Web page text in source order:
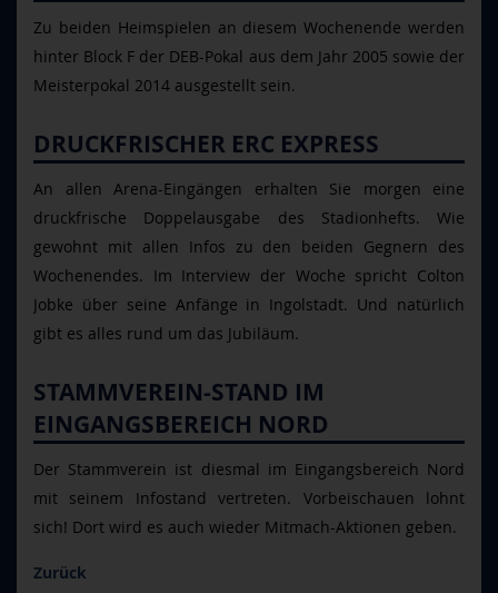
Zu beiden Heimspielen an diesem Wochenende werden
hinter Block F der DEB-Pokal aus dem Jahr 2005 sowie der
Meisterpokal 2014 ausgestellt sein.
DRUCKFRISCHER ERC EXPRESS
An allen Arena-Eingängen erhalten Sie morgen eine
druckfrische Doppelausgabe des Stadionhefts. Wie
gewohnt mit allen Infos zu den beiden Gegnern des
Wochenendes. Im Interview der Woche spricht Colton
Jobke über seine Anfänge in Ingolstadt. Und natürlich
gibt es alles rund um das Jubiläum.
STAMMVEREIN-STAND IM
EINGANGSBEREICH NORD
Der Stammverein ist diesmal im Eingangsbereich Nord
mit seinem Infostand vertreten. Vorbeischauen lohnt
sich! Dort wird es auch wieder Mitmach-Aktionen geben.
Zurück